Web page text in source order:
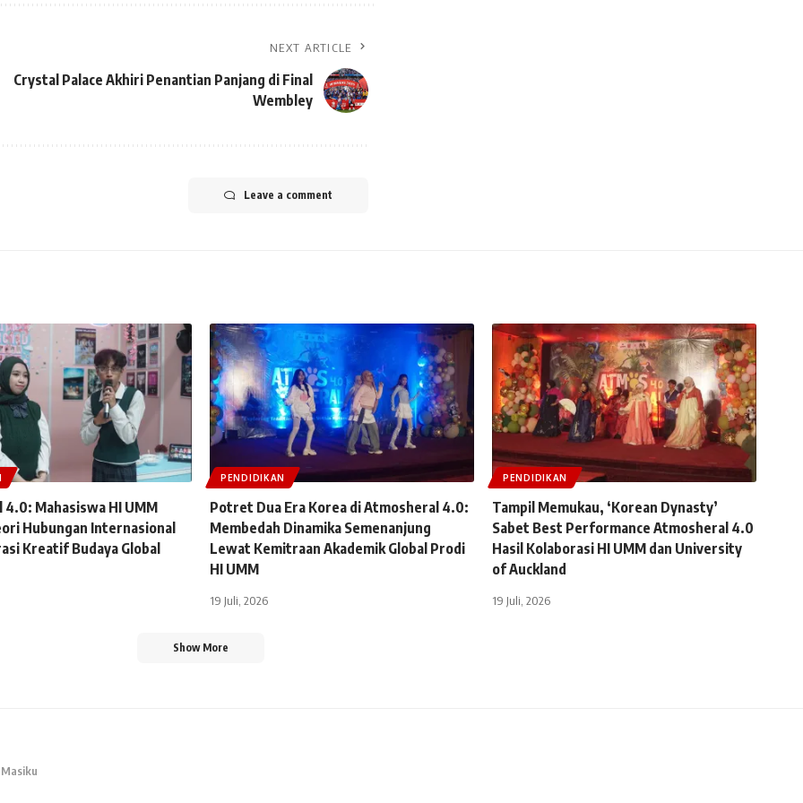
NEXT ARTICLE
Crystal Palace Akhiri Penantian Panjang di Final
Wembley
Leave a comment
Mahasiswa HI UMM
Hubungan Internasional
Kreatif Budaya Global
PENDIDIKAN
Potret Dua Era Korea di Atmosheral 4.0:
Membedah Dinamika Semenanjung
Lewat Kemitraan Akademik Global Prodi
HI UMM
19 Juli, 2026
PENDIDIKAN
Tampil Memukau, ‘Korean Dynasty’
Sabet Best Performance Atmosheral 4.0
Hasil Kolaborasi HI UMM dan University
of Auckland
19 Juli, 2026
Show More